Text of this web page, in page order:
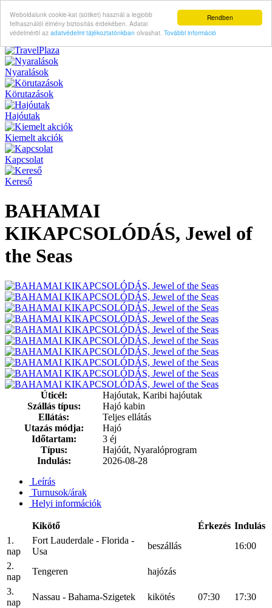
Rendben
Weboldalunk cookie-kat (sütiket) használ a legjobb
felhasználói élmény biztosítás érdekében. Adatai
védelméröl az adatvédelmi tájékoztatónkban olvashat. További információ
Nyaralások
Körutazások
Hajóutak
Kiemelt akciók
Kapcsolat
Kereső
BAHAMAI
KIKAPCSOLÓDÁS, Jewel of
the Seas
Úticél:
Hajóutak, Karibi hajóutak
Szállás típus:
Hajó kabin
Ellátás:
Teljes ellátás
Utazás módja:
Hajó
Időtartam:
3 éj
Típus:
Hajóút, Nyaralóprogram
Indulás:
2026-08-28
Leírás
Turnusok/árak
Helyi információk
Kikötő Érkezés Indulás
1.
nap
Fort Lauderdale - Florida -
Usa
beszállás
16:00
2.
nap
Tengeren
hajózás
3.
nap
Nassau - Bahama-Szigetek kikötés 07:30
17:30